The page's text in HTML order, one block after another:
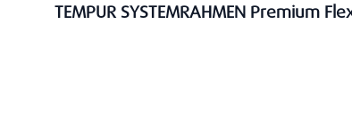
TEMPUR SYSTEMRAHMEN Premium